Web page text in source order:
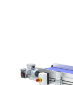
4,5 m/